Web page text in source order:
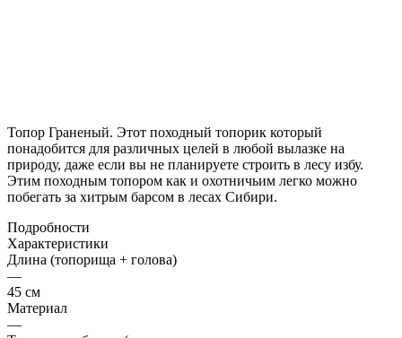
Топор Граненый. Этот походный топорик который
понадобится для различных целей в любой вылазке на
природу, даже если вы не планируете строить в лесу избу.
Этим походным топором как и охотничьим легко можно
побегать за хитрым барсом в лесах Сибири.
Подробности
Характеристики
Длина (топорища + голова)
—
45 см
Материал
—